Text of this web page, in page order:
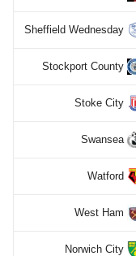
Sheffield Wednesday
Stockport County
Stoke City
Swansea
Watford
West Ham
Norwich City